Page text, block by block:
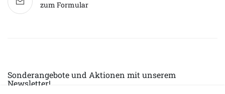
zum Formular
Sonderangebote und Aktionen mit unserem
Newsletter!